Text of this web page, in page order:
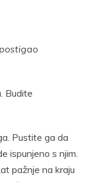
Budite
Pustite ga da
ispunjeno s njim.
pažnje na kraju